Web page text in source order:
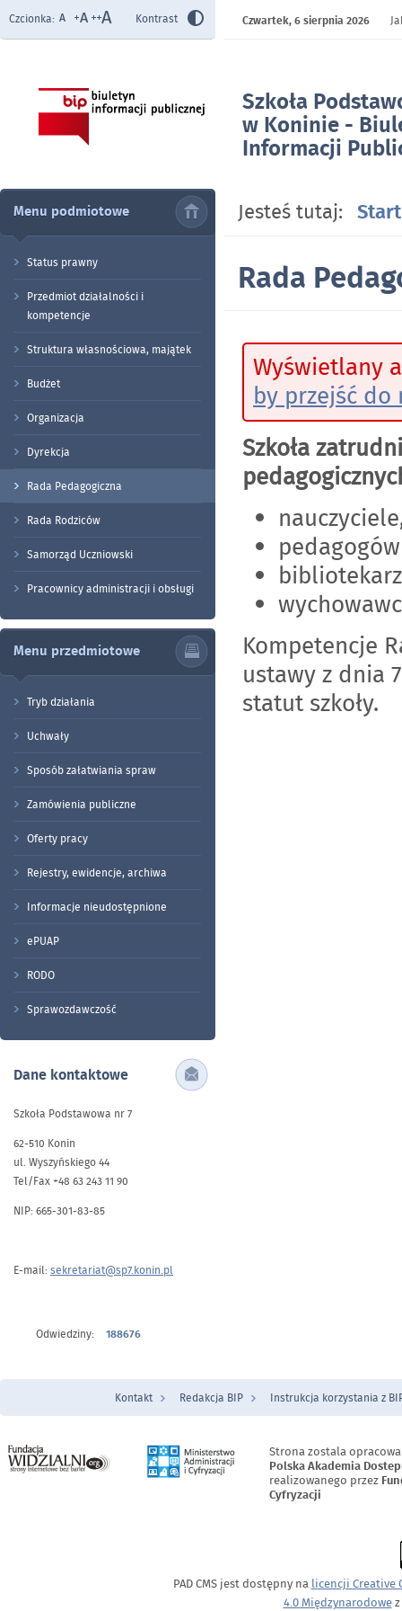
Szkoła
w Koninie -
Informacji
Czcionka: Kontrast Czwartek,6 sierpnia 2026
Menu podmiotowe
Status prawny
Przedmiot działalności i
kompetencje
Struktura własnościowa, majątek
Budżet
Organizacja
Dyrekcja
Rada Pedagogiczna
Rada Rodziców
Samorząd Uczniowski
Pracownicy administracji i obsługi
Menu przedmiotowe
Tryb działania
Uchwały
Sposób załatwiania spraw
Zamówienia publiczne
Oferty pracy
Rejestry, ewidencje, archiwa
Informacje nieudostępnione
ePUAP
RODO
Sprawozdawczość
Dane kontaktowe
Szkoła Podstawowa nr 7
62-510 Konin
ul. Wyszyńskiego 44
Tel/Fax +48 63 243 11 90
NIP: 665-301-83-85
E-mail: sekretariat@sp7.konin.pl
Odwiedziny: 188676
Jesteś tutaj: Start
Rada
Wyświetlany
by przejść do
Szkoła
Kompetencje
ustawy z dnia
statut szkoły.
Menu Stopka
Kontakt Redakcja BIP Instrukcja korzystania z
Strona zostala
Polska Akademia
realizowanego przez
Cyfryzacji
PAD CMS jest dostępny na licencji Creative
4.0 Międzynarodowez